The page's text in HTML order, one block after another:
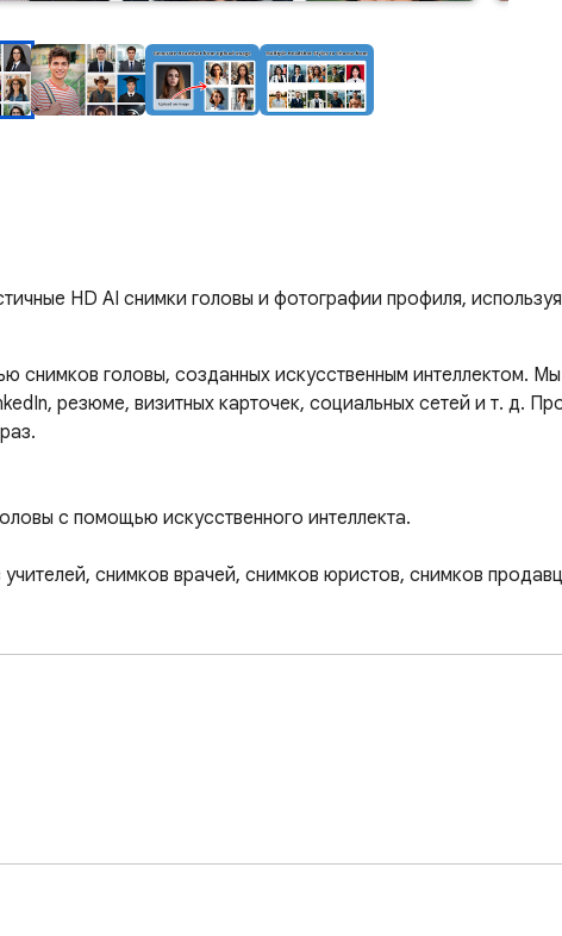
HD AI снимки головы и фотографии профиля,
головы, созданных искусственным интеллектом.
резюме, визитных карточек, социальных сетей и т. д.
с помощью искусственного интеллекта.
снимков врачей, снимков юристов, снимков
преобразует ваши селфи в профессиональные
хорошее для изображений с высоким разрешением и
стремится к гармонизированному конечному продукту.